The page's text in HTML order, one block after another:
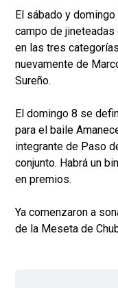
El sábado y
campo de
en las tres
nuevamente de
Sureño.
El domingo 8 se
para el baile
integrante de Paso
conjunto. Habrá un
en premios.
Ya comenzaron a
de la Meseta de